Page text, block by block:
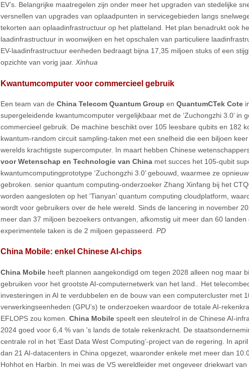
EV’s. Belangrijke maatregelen zijn onder meer het upgraden van stedelijke
versnellen van upgrades van oplaadpunten in servicegebieden langs
tekorten aan oplaadinfrastructuur op het platteland. Het plan benadrukt ook
laadinfrastructuur in woonwijken en het opschalen van particuliere
EV-laadinfrastructuur eenheden bedraagt bijna 17,35 miljoen stuks of een
opzichte van vorig jaar. Xinhua
Kwantumcomputer voor commercieel gebruik
Een team van de China Telecom Quantum Group en QuantumCTek Cote
supergeleidende kwantumcomputer vergelijkbaar met de ‘Zuchongzhi 3.0’ in
commercieel gebruik. De machine beschikt over 105 leesbare qubits en 182
kwantum-random circuit sampling-taken met een snelheid die een biljoen
werelds krachtigste supercomputer. In maart hebben Chinese
voor Wetenschap en Technologie van China met succes het 105-qubit
kwantumcomputingprototype ‘Zuchongzhi 3.0’ gebouwd, waarmee ze
gebroken. senior quantum computing-onderzoeker Zhang Xinfang bij het
worden aangesloten op het ‘Tianyan’ quantum computing cloudplatform,
wordt voor gebruikers over de hele wereld. Sinds de lancering in november
meer dan 37 miljoen bezoekers ontvangen, afkomstig uit meer dan 60 landen
experimentele taken is de 2 miljoen gepasseerd. PD
China Mobile: enkel Chinese AI-chips
China Mobile heeft plannen aangekondigd om tegen 2028 alleen nog maar
gebruiken voor het grootste AI-computernetwerk van het land.. Het
investeringen in AI te verdubbelen en de bouw van een computercluster met
verwerkingseenheden (GPU’s) te onderzoeken waardoor de totale AI-
EFLOPS zou komen. China Mobile speelt een sleutelrol in de Chinese AI-
2024 goed voor 6,4 % van ’s lands de totale rekenkracht. De
centrale rol in het ‘East Data West Computing’-project van de regering. In
dan 21 AI-datacenters in China opgezet, waaronder enkele met meer dan
Hohhot en Harbin. In mei was de VS wereldleider met ongeveer driekwart van